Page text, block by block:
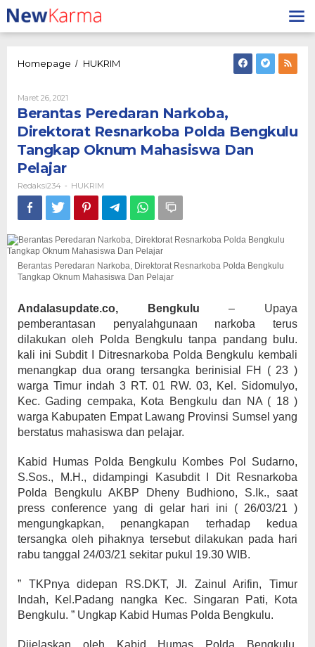
Lewati
ke
konten
Homepage / HUKRIM
Resnarkoba
Bengkulu
Tangkap
Pelajar
Maret 26, 2021
Redaksi234
Berantas Peredaran Narkoba,
Direktorat Resnarkoba Polda Bengkulu
Tangkap Oknum Mahasiswa Dan
Pelajar
Redaksi234 - HUKRIM
Berantas Peredaran Narkoba, Direktorat Resnarkoba Polda Bengkulu
Tangkap Oknum Mahasiswa Dan Pelajar
Andalasupdate.co, Bengkulu – Upaya
pemberantasan penyalahgunaan narkoba terus
dilakukan oleh Polda Bengkulu tanpa pandang bulu.
kali ini Subdit I Ditresnarkoba Polda Bengkulu kembali
menangkap dua orang tersangka berinisial FH ( 23 )
warga Timur indah 3 RT. 01 RW. 03, Kel. Sidomulyo,
Kec. Gading cempaka, Kota Bengkulu dan NA ( 18 )
warga Kabupaten Empat Lawang Provinsi Sumsel yang
berstatus mahasiswa dan pelajar.
Kabid Humas Polda Bengkulu Kombes Pol Sudarno,
S.Sos., M.H., didampingi Kasubdit I Dit Resnarkoba
Polda Bengkulu AKBP Dheny Budhiono, S.Ik., saat
press conference yang di gelar hari ini ( 26/03/21 )
mengungkapkan, penangkapan terhadap kedua
tersangka oleh pihaknya tersebut dilakukan pada hari
rabu tanggal 24/03/21 sekitar pukul 19.30 WIB.
” TKPnya didepan RS.DKT, Jl. Zainul Arifin, Timur
Indah, Kel.Padang nangka Kec. Singaran Pati, Kota
Bengkulu. ” Ungkap Kabid Humas Polda Bengkulu.
Dijelaskan oleh Kabid Humas Polda Bengkulu,